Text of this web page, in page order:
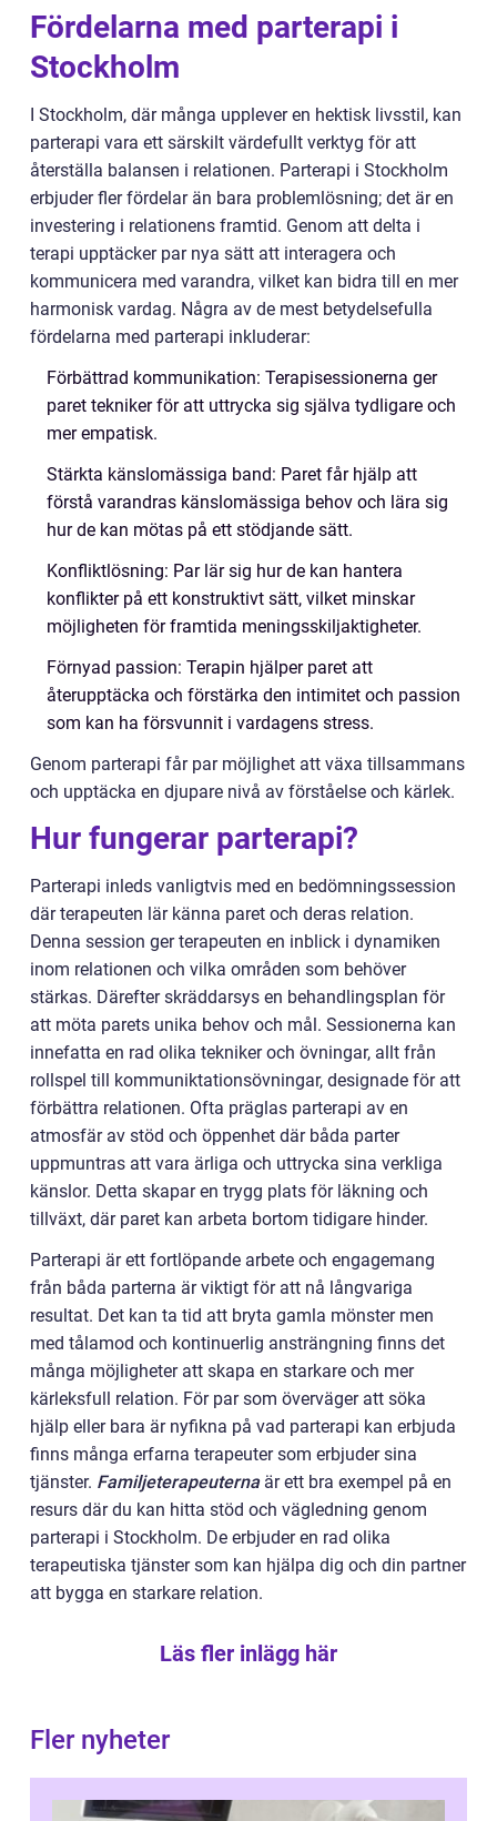
Fördelarna med parterapi i
Stockholm
I Stockholm, där många upplever en hektisk livsstil, kan
parterapi vara ett särskilt värdefullt verktyg för att
återställa balansen i relationen. Parterapi i Stockholm
erbjuder fler fördelar än bara problemlösning; det är en
investering i relationens framtid. Genom att delta i
terapi upptäcker par nya sätt att interagera och
kommunicera med varandra, vilket kan bidra till en mer
harmonisk vardag. Några av de mest betydelsefulla
fördelarna med parterapi inkluderar:
Förbättrad kommunikation: Terapisessionerna ger
paret tekniker för att uttrycka sig själva tydligare och
mer empatisk.
Stärkta känslomässiga band: Paret får hjälp att
förstå varandras känslomässiga behov och lära sig
hur de kan mötas på ett stödjande sätt.
Konfliktlösning: Par lär sig hur de kan hantera
konflikter på ett konstruktivt sätt, vilket minskar
möjligheten för framtida meningsskiljaktigheter.
Förnyad passion: Terapin hjälper paret att
återupptäcka och förstärka den intimitet och passion
som kan ha försvunnit i vardagens stress.
Genom parterapi får par möjlighet att växa tillsammans
och upptäcka en djupare nivå av förståelse och kärlek.
Hur fungerar parterapi?
Parterapi inleds vanligtvis med en bedömningssession
där terapeuten lär känna paret och deras relation.
Denna session ger terapeuten en inblick i dynamiken
inom relationen och vilka områden som behöver
stärkas. Därefter skräddarsys en behandlingsplan för
att möta parets unika behov och mål. Sessionerna kan
innefatta en rad olika tekniker och övningar, allt från
rollspel till kommuniktationsövningar, designade för att
förbättra relationen. Ofta präglas parterapi av en
atmosfär av stöd och öppenhet där båda parter
uppmuntras att vara ärliga och uttrycka sina verkliga
känslor. Detta skapar en trygg plats för läkning och
tillväxt, där paret kan arbeta bortom tidigare hinder.
Parterapi är ett fortlöpande arbete och engagemang
från båda parterna är viktigt för att nå långvariga
resultat. Det kan ta tid att bryta gamla mönster men
med tålamod och kontinuerlig ansträngning finns det
många möjligheter att skapa en starkare och mer
kärleksfull relation. För par som överväger att söka
hjälp eller bara är nyfikna på vad parterapi kan erbjuda
finns många erfarna terapeuter som erbjuder sina
tjänster. Familjeterapeuterna är ett bra exempel på en
resurs där du kan hitta stöd och vägledning genom
parterapi i Stockholm. De erbjuder en rad olika
terapeutiska tjänster som kan hjälpa dig och din partner
att bygga en starkare relation.
Läs fler inlägg här
Fler nyheter